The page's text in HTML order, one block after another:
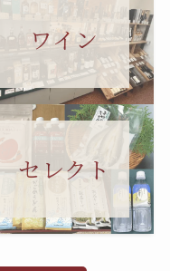
ワイン
セレクト